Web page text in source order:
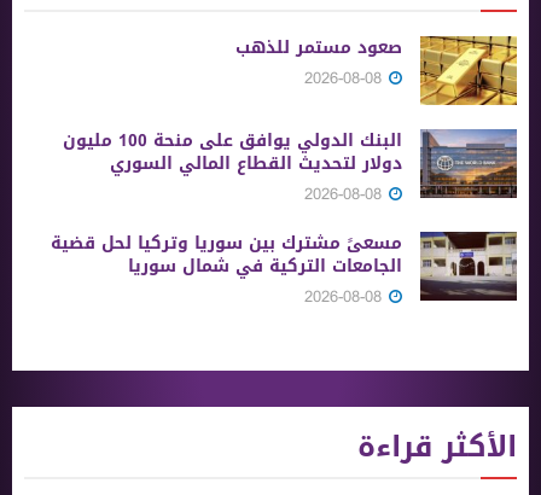
صعود مستمر للذهب
البنك الدولي يوافق على منحة 100 مليون
دولار لتحديث القطاع المالي السوري
مسعىً مشترك بين سوريا وتركيا لحل قضية
الجامعات التركية في شمال سوريا
الأكثر قراءة